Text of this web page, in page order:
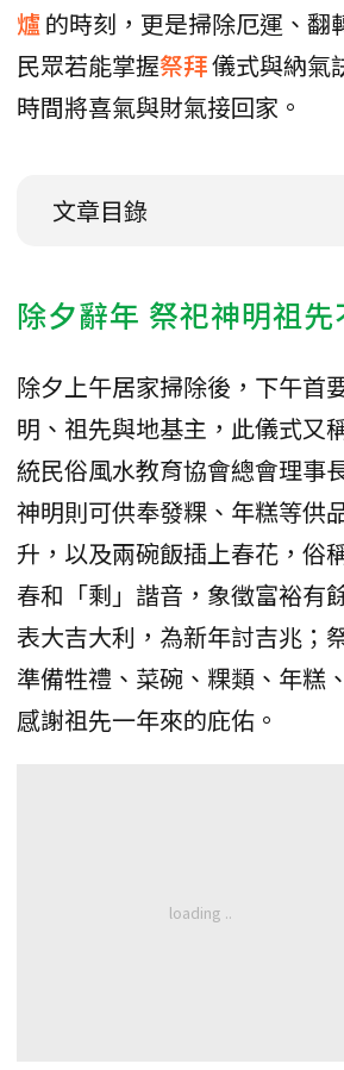
爐的時刻，更是掃除厄運、翻
民眾若能掌握祭拜儀式與納氣
時間將喜氣與財氣接回家。
文章目錄
除夕辭年 祭祀神明祖
除夕上午居家掃除後，下午首
明、祖先與地基主，此儀式又
統民俗風水教育協會總會理事
神明則可供奉發粿、年糕等供
升，以及兩碗飯插上春花，俗
春和「剩」諧音，象徵富裕有
表大吉大利，為新年討吉兆；
準備牲禮、菜碗、粿類、年糕
感謝祖先一年來的庇佑。